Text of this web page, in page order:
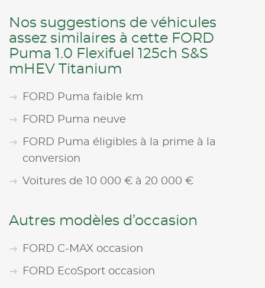
Nos suggestions de véhicules
assez similaires à cette FORD
Puma 1.0 Flexifuel 125ch S&S
mHEV Titanium
FORD Puma faible km
FORD Puma neuve
FORD Puma éligibles à la prime à la
conversion
Voitures de 10 000 € à 20 000 €
Autres modèles d’occasion
FORD C-MAX occasion
FORD EcoSport occasion